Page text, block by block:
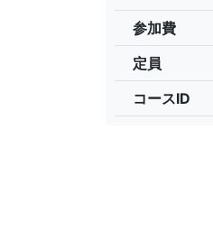
参加費
定員
コースID